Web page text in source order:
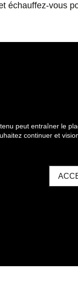
échauffez-vous
peut entraîner le
continuer et